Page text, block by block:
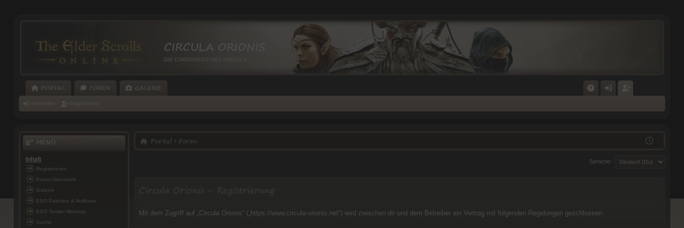
CIRCULA ORIONIS
DIE CHRONIKEN DES ZIRKELS
PORTAL FOREN
GALERIE
D
E
Anmelden Registrieren
Portal Foren
Sprache:
Mit dem Zugriff auf „Circula Orionis“ („https://www.circula-orionis.net“) wird zwischen dir und dem Betreiber ein Vertrag mit folgenden Regelungen geschlossen:
MENÜ
Inhalt
Registrieren
Foren-Übersicht
Galerie
ESO Patches & Hotfixes
ESO Twitter Mashup
Suche